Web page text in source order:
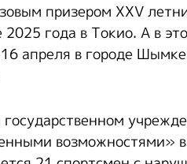
призером XXV
года в Токио. А в
апреля в городе
возможностями»